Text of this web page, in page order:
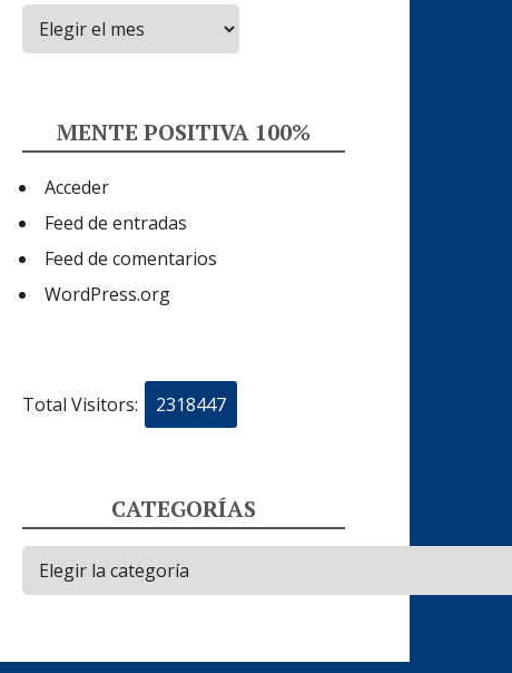
Archivos
MENTE POSITIVA 100%
Acceder
Feed de entradas
Feed de comentarios
WordPress.org
Total Visitors: 2318447
CATEGORÍAS
Categorías